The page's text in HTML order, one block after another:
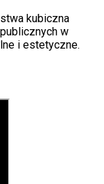
kubiczna
w
i estetyczne.